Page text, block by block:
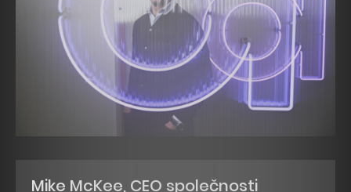
Mike McKee, CEO společnosti